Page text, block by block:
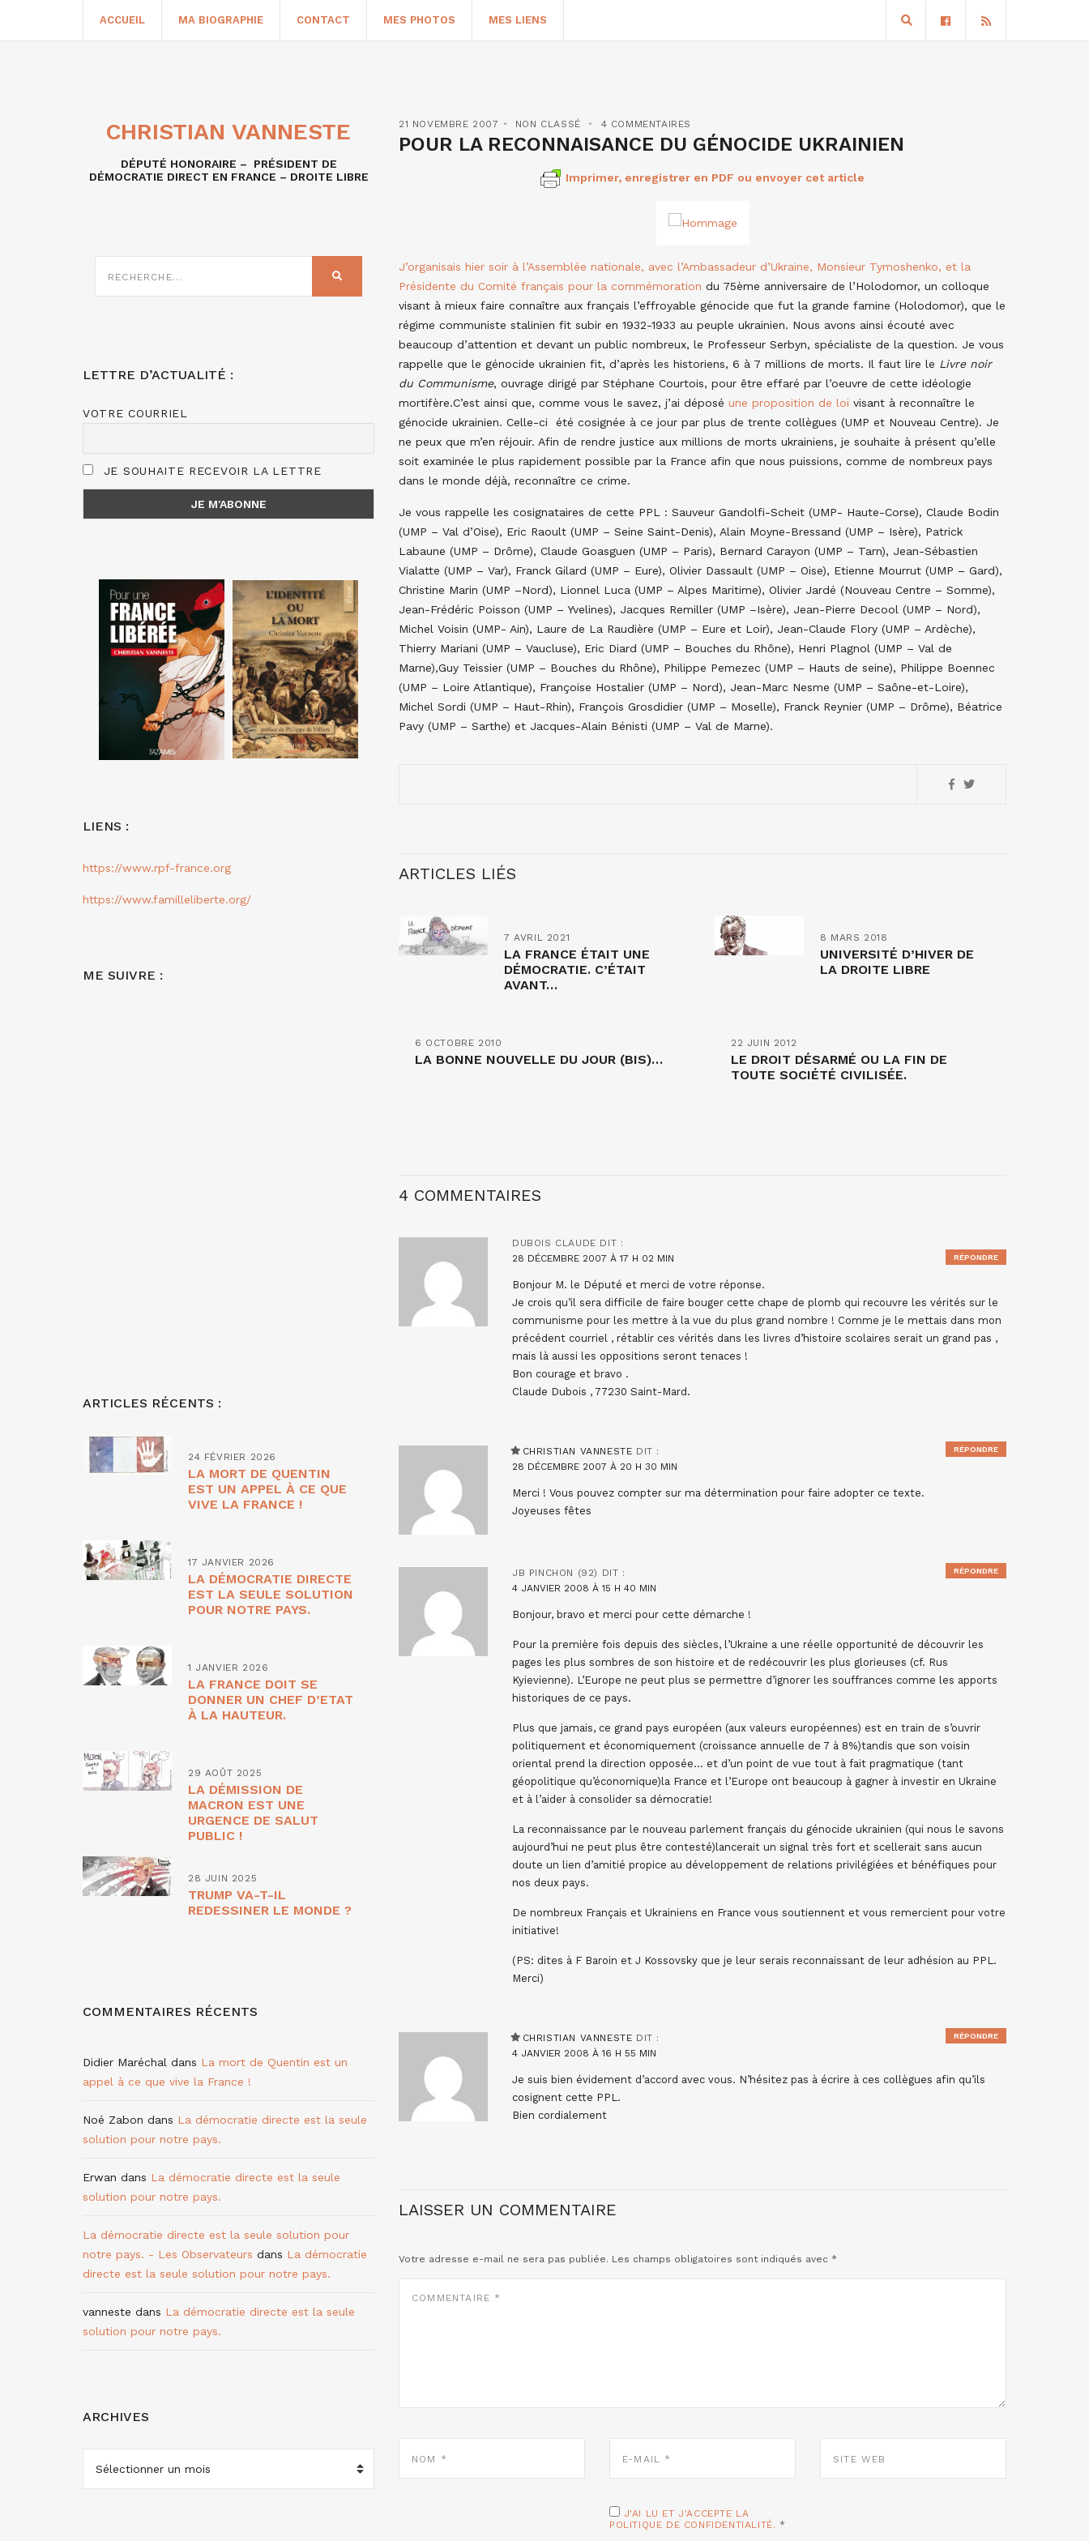
ACCUEIL MA BIOGRAPHIE CONTACT MES PHOTOS MES LIENS
21 NOVEMBRE 2007 NON CLASSÉ 4 COMMENTAIRES
POUR LA RECONNAISANCE DU GÉNOCIDE UKRAINIEN
Imprimer, enregistrer en PDF ou envoyer cet article
J’organisais hier soir à l’Assemblée nationale, avec l’Ambassadeur d’Ukraine, Monsieur Tymoshenko, et la
Présidente du Comité français pour la commémoration du 75ème anniversaire de l’Holodomor, un colloque
visant à mieux faire connaître aux français l’effroyable génocide que fut la grande famine (Holodomor), que le
régime communiste stalinien fit subir en 1932-1933 au peuple ukrainien. Nous avons ainsi écouté avec
beaucoup d’attention et devant un public nombreux, le Professeur Serbyn, spécialiste de la question. Je vous
rappelle que le génocide ukrainien fit, d’après les historiens, 6 à 7 millions de morts. Il faut lire le Livre noir
du Communisme, ouvrage dirigé par Stéphane Courtois, pour être effaré par l’oeuvre de cette idéologie
mortifère.C’est ainsi que, comme vous le savez, j’ai déposé une proposition de loi visant à reconnaître le
génocide ukrainien. Celle-ci été cosignée à ce jour par plus de trente collègues (UMP et Nouveau Centre). Je
ne peux que m’en réjouir. Afin de rendre justice aux millions de morts ukrainiens, je souhaite à présent qu’elle
soit examinée le plus rapidement possible par la France afin que nous puissions, comme de nombreux pays
dans le monde déjà, reconnaître ce crime.
Je vous rappelle les cosignataires de cette PPL : Sauveur Gandolfi-Scheit (UMP- Haute-Corse), Claude Bodin
(UMP – Val d’Oise), Eric Raoult (UMP – Seine Saint-Denis), Alain Moyne-Bressand (UMP – Isère), Patrick
Labaune (UMP – Drôme), Claude Goasguen (UMP – Paris), Bernard Carayon (UMP – Tarn), Jean-Sébastien
Vialatte (UMP – Var), Franck Gilard (UMP – Eure), Olivier Dassault (UMP – Oise), Etienne Mourrut (UMP – Gard),
Christine Marin (UMP –Nord), Lionnel Luca (UMP – Alpes Maritime), Olivier Jardé (Nouveau Centre – Somme),
Jean-Frédéric Poisson (UMP – Yvelines), Jacques Remiller (UMP –Isère), Jean-Pierre Decool (UMP – Nord),
Michel Voisin (UMP- Ain), Laure de La Raudière (UMP – Eure et Loir), Jean-Claude Flory (UMP – Ardèche),
Thierry Mariani (UMP – Vaucluse), Eric Diard (UMP – Bouches du Rhône), Henri Plagnol (UMP – Val de
Marne),Guy Teissier (UMP – Bouches du Rhône), Philippe Pemezec (UMP – Hauts de seine), Philippe Boennec
(UMP – Loire Atlantique), Françoise Hostalier (UMP – Nord), Jean-Marc Nesme (UMP – Saône-et-Loire),
Michel Sordi (UMP – Haut-Rhin), François Grosdidier (UMP – Moselle), Franck Reynier (UMP – Drôme), Béatrice
Pavy (UMP – Sarthe) et Jacques-Alain Bénisti (UMP – Val de Marne).
ARTICLES LIÉS
7 AVRIL 2021
LA FRANCE ÉTAIT UNE
DÉMOCRATIE. C’ÉTAIT
AVANT…
8 MARS 2018
UNIVERSITÉ D’HIVER DE
LA DROITE LIBRE
6 OCTOBRE 2010
LA BONNE NOUVELLE DU JOUR (BIS)…
22 JUIN 2012
LE DROIT DÉSARMÉ OU LA FIN DE
TOUTE SOCIÉTÉ CIVILISÉE.
4 COMMENTAIRES
DUBOIS CLAUDE DIT :
28 DÉCEMBRE 2007 À 17 H 02 MIN
Bonjour M. le Député et merci de votre réponse.
Je crois qu’il sera difficile de faire bouger cette chape de plomb qui recouvre les vérités sur le
communisme pour les mettre à la vue du plus grand nombre ! Comme je le mettais dans mon
précédent courriel , rétablir ces vérités dans les livres d’histoire scolaires serait un grand pas ,
mais là aussi les oppositions seront tenaces !
Bon courage et bravo .
Claude Dubois , 77230 Saint-Mard.
RÉPONDRE
CHRISTIAN VANNESTE DIT :
28 DÉCEMBRE 2007 À 20 H 30 MIN
Merci ! Vous pouvez compter sur ma détermination pour faire adopter ce texte.
Joyeuses fêtes
RÉPONDRE
JB PINCHON (92) DIT :
4 JANVIER 2008 À 15 H 40 MIN
Bonjour, bravo et merci pour cette démarche !
Pour la première fois depuis des siècles, l’Ukraine a une réelle opportunité de découvrir les
pages les plus sombres de son histoire et de redécouvrir les plus glorieuses (cf. Rus
Kyievienne). L’Europe ne peut plus se permettre d’ignorer les souffrances comme les apports
historiques de ce pays.
Plus que jamais, ce grand pays européen (aux valeurs européennes) est en train de s’ouvrir
politiquement et économiquement (croissance annuelle de 7 à 8%)tandis que son voisin
oriental prend la direction opposée… et d’un point de vue tout à fait pragmatique (tant
géopolitique qu’économique)la France et l’Europe ont beaucoup à gagner à investir en Ukraine
et à l’aider à consolider sa démocratie!
La reconnaissance par le nouveau parlement français du génocide ukrainien (qui nous le savons
aujourd’hui ne peut plus être contesté)lancerait un signal très fort et scellerait sans aucun
doute un lien d’amitié propice au développement de relations privilégiées et bénéfiques pour
nos deux pays.
De nombreux Français et Ukrainiens en France vous soutiennent et vous remercient pour votre
initiative!
(PS: dites à F Baroin et J Kossovsky que je leur serais reconnaissant de leur adhésion au PPL.
Merci)
RÉPONDRE
CHRISTIAN VANNESTE DIT :
4 JANVIER 2008 À 16 H 55 MIN
Je suis bien évidement d’accord avec vous. N’hésitez pas à écrire à ces collègues afin qu’ils
cosignent cette PPL.
Bien cordialement
RÉPONDRE
LAISSER UN COMMENTAIRE
Votre adresse e-mail ne sera pas publiée. Les champs obligatoires sont indiqués avec *
MAIL
WEB
J'AI LU ET J'ACCEPTE LA
POLITIQUE DE CONFIDENTIALITÉ. *
CHRISTIAN VANNESTE
DÉPUTÉ HONORAIRE – PRÉSIDENT DE
DÉMOCRATIE DIRECT EN FRANCE – DROITE LIBRE
SUR
LETTRE D’ACTUALITÉ :
VOTRE COURRIEL
JE SOUHAITE RECEVOIR LA LETTRE
LIENS :
https://www.rpf-france.org
https://www.familleliberte.org/
ME SUIVRE :
ARTICLES RÉCENTS :
24 FÉVRIER 2026
LA MORT DE QUENTIN
EST UN APPEL À CE QUE
VIVE LA FRANCE !
17 JANVIER 2026
LA DÉMOCRATIE DIRECTE
EST LA SEULE SOLUTION
POUR NOTRE PAYS.
1 JANVIER 2026
LA FRANCE DOIT SE
DONNER UN CHEF D’ETAT
À LA HAUTEUR.
29 AOÛT 2025
LA DÉMISSION DE
MACRON EST UNE
URGENCE DE SALUT
PUBLIC !
28 JUIN 2025
TRUMP VA-T-IL
REDESSINER LE MONDE ?
COMMENTAIRES RÉCENTS
Didier Maréchal dans La mort de Quentin est un
appel à ce que vive la France !
Noé Zabon dans La démocratie directe est la seule
solution pour notre pays.
Erwan dans La démocratie directe est la seule
solution pour notre pays.
La démocratie directe est la seule solution pour
notre pays. - Les Observateurs dans La démocratie
directe est la seule solution pour notre pays.
vanneste dans La démocratie directe est la seule
solution pour notre pays.
ARCHIVES
ARCHIVES